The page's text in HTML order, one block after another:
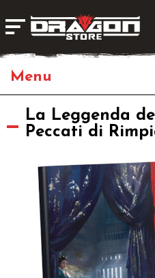
Home
Librigame
Fumetti & Romanzi
Giochi di Carte
La Leggenda
Peccati di